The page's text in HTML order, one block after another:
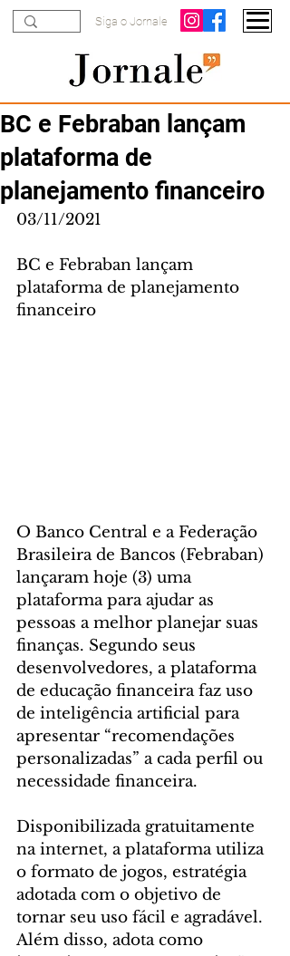
Siga o Jornale
BC e Febraban lançam
plataforma de
planejamento financeiro
03/11/2021
BC e Febraban lançam
plataforma de planejamento
financeiro
O Banco Central e a Federação
Brasileira de Bancos (Febraban)
lançaram hoje (3) uma
plataforma para ajudar as
pessoas a melhor planejar suas
finanças. Segundo seus
desenvolvedores, a plataforma
de educação financeira faz uso
de inteligência artificial para
apresentar “recomendações
personalizadas” a cada perfil ou
necessidade financeira.
Disponibilizada gratuitamente
na internet, a plataforma utiliza
o formato de jogos, estratégia
adotada com o objetivo de
tornar seu uso fácil e agradável.
Além disso, adota como